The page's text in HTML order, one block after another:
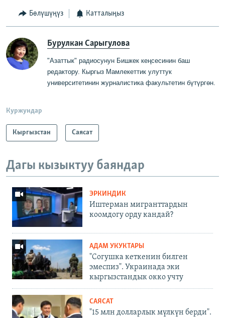
Бөлүшүңүз Катталыңыз
Бурулкан Сарыгулова
"Азаттык" радиосунун Бишкек кеңсесинин баш
редактору. Кыргыз Мамлекеттик улуттук
университетинин журналистика факультетин бүтүргөн
Куржундар
Кыргызстан Саясат
Дагы кызыктуу баяндар
ЭРКИНДИК
Иштерман мигранттардын
коомдогу орду кандай?
АДАМ УКУКТАРЫ
"Согушка кеткенин билген
эмеспиз". Украинада эки
кыргызстандык окко учту
САЯСАТ
"15 млн долларлык мүлкүн берди".